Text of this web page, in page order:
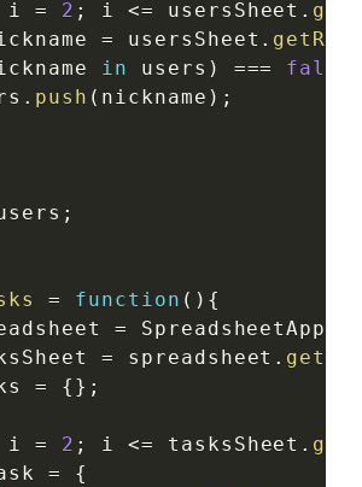
i = 2 ; i <= usersSheet .
= usersSheet .
in users ) === false
. push ( nickname ) ;
;
= function ( ) {
= SpreadsheetApp
= spreadsheet .
= { } ;
i = 2 ; i <= tasksSheet .
=
{